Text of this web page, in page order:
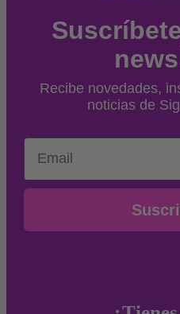
Recibe novedades,
noticias de
Email